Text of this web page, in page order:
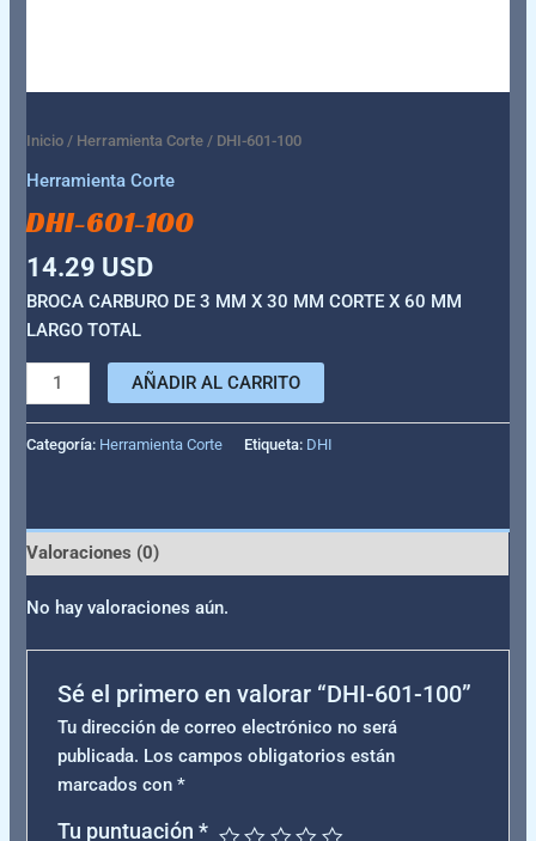
Inicio / Herramienta Corte / DHI-601-100
Herramienta Corte
DHI-601-100
14.29 USD
BROCA CARBURO DE 3 MM X 30 MM CORTE X 60 MM
LARGO TOTAL
AÑADIR AL CARRITO
Categoría: Herramienta Corte Etiqueta: DHI
Valoraciones (0)
No hay valoraciones aún.
Sé el primero en valorar “DHI-601-100”
Tu dirección de correo electrónico no será
publicada. Los campos obligatorios están
marcados con *
Tu puntuación *